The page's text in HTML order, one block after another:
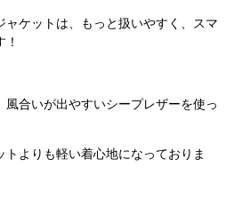
ケットは、もっと扱いやすく、スマ
風合いが出やすいシープレザーを使っ
よりも軽い着心地になっておりま